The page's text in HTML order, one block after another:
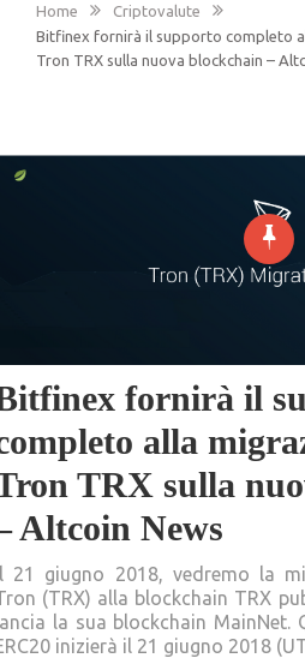
Home
Criptovalute
Bitfinex fornirà il supporto completo
Tron TRX sulla nuova blockchain –
fornirà il
alla
TRX sulla
Altcoin News
21 giugno 2018, vedremo la
(TRX) alla blockchain TRX
la sua blockchain MainNet.
inizierà il 21 giugno 2018